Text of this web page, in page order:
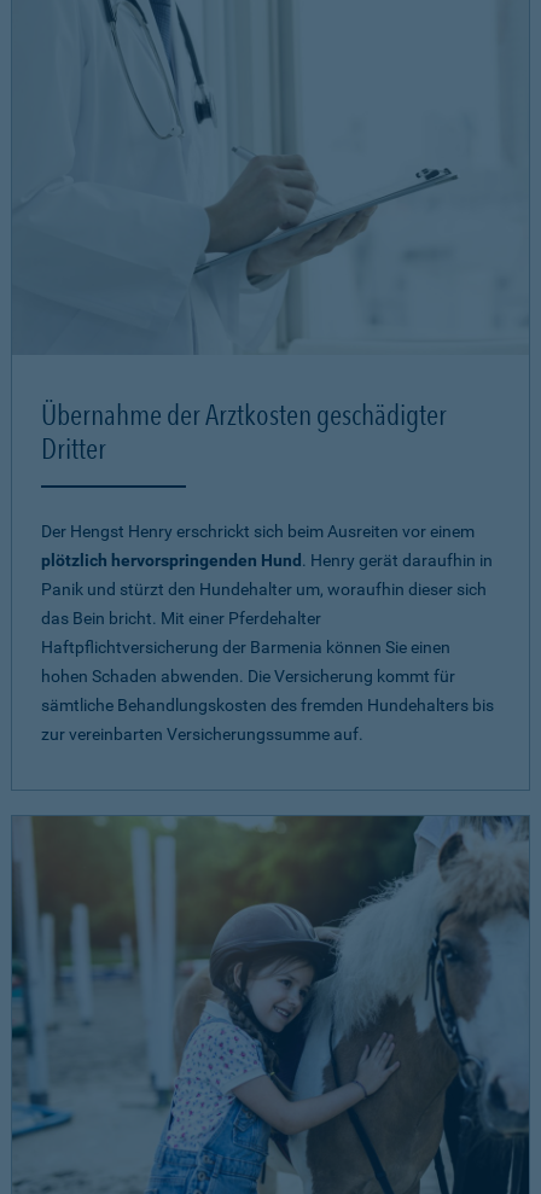
Übernahme der Arztkosten geschädigter
Dritter
Der Hengst Henry erschrickt sich beim Ausreiten vor einem
plötzlich hervorspringenden Hund . Henry gerät daraufhin in
Panik und stürzt den Hundehalter um, woraufhin dieser sich
das Bein bricht. Mit einer Pferdehalter
Haftpflichtversicherung der Barmenia können Sie einen
hohen Schaden abwenden. Die Versicherung kommt für
sämtliche Behandlungskosten des fremden Hundehalters bis
zur vereinbarten Versicherungssumme auf.